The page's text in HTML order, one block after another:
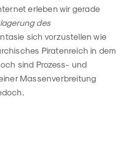
erleben wir gerade
des
sich vorzustellen wie
Piratenreich in dem
sind Prozess- und
Massenverbreitung